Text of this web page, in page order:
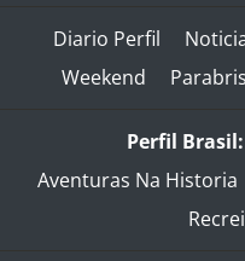
Diario Perfil
Weekend
Perfil Brasil:
Aventuras Na Historia